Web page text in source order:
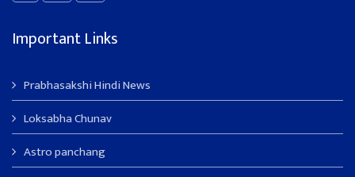
Important Links
Prabhasakshi Hindi News
Loksabha Chunav
Astro panchang